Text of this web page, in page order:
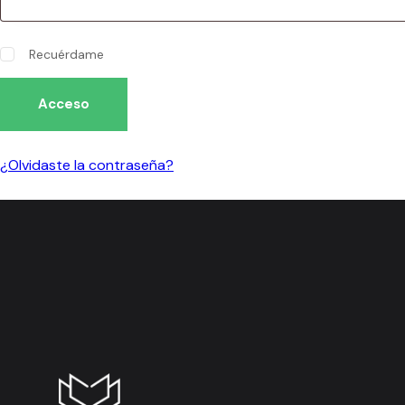
Recuérdame
Acceso
¿Olvidaste la contraseña?